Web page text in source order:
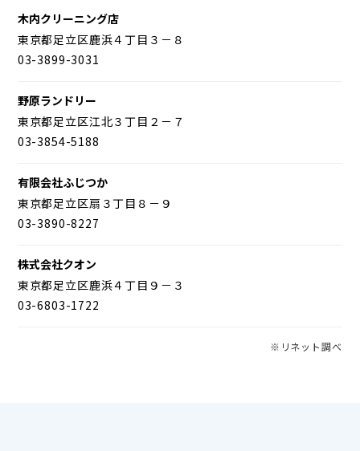
木内クリーニング店
東京都足立区鹿浜４丁目３－８
03-3899-3031
野原ランドリー
東京都足立区江北３丁目２－７
03-3854-5188
有限会社ふじつか
東京都足立区扇３丁目８－９
03-3890-8227
株式会社クオン
東京都足立区鹿浜４丁目９－３
03-6803-1722
※リネット調べ